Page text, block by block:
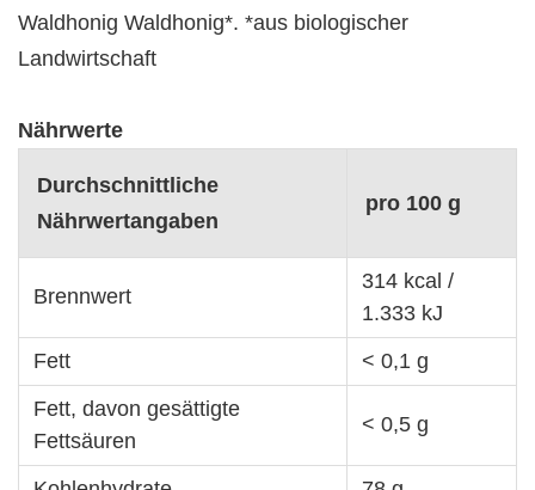
Waldhonig Waldhonig*. *aus biologischer
Landwirtschaft
Nährwerte
Durchschnittliche
Nährwertangaben
pro 100 g
Brennwert
314 kcal /
1.333 kJ
Fett
< 0,1 g
Fett, davon gesättigte
Fettsäuren
< 0,5 g